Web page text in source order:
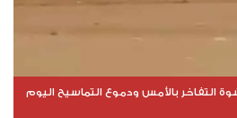
التفاخر بالأمس ودموع التماسيح اليوم